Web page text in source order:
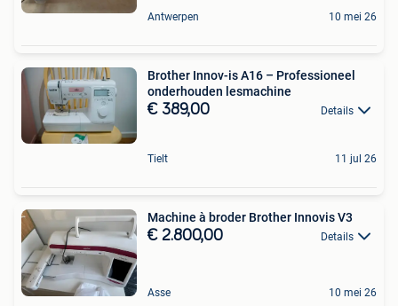
Antwerpen 10 mei 26
Brother Innov-is A16 – Professioneel
onderhouden lesmachine
€ 389,00 Details
Tielt 11 jul 26
Machine à broder Brother Innovis V3
€ 2.800,00 Details
Asse 10 mei 26